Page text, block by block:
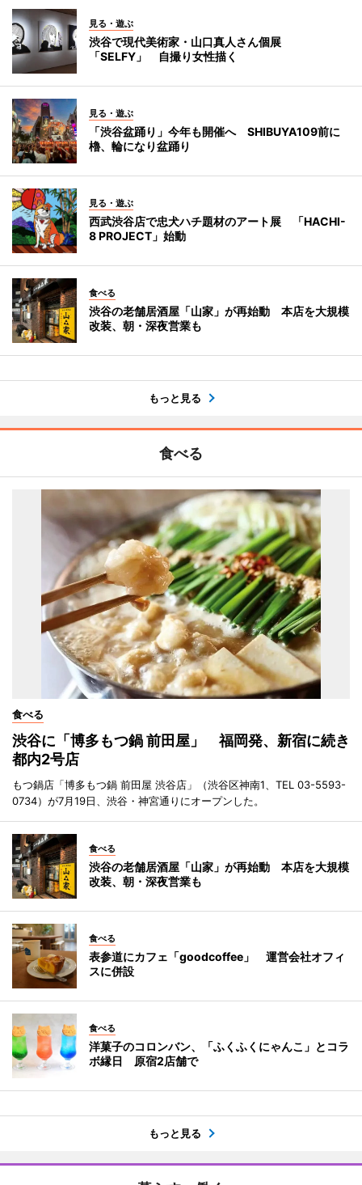
見る・遊ぶ
渋谷で現代美術家・山口真人さん個展
「SELFY」 自撮り女性描く
見る・遊ぶ
「渋谷盆踊り」今年も開催へ SHIBUYA109前に
櫓、輪になり盆踊り
見る・遊ぶ
西武渋谷店で忠犬ハチ題材のアート展 「HACHI-
8 PROJECT」始動
食べる
渋谷の老舗居酒屋「山家」が再始動 本店を大規模
改装、朝・深夜営業も
もっと見る
食べる
食べる
渋谷に「博多もつ鍋 前田屋」 福岡発、新宿に続き
都内2号店
もつ鍋店「博多もつ鍋 前田屋 渋谷店」（渋谷区神南1、TEL 03-5593-
0734）が7月19日、渋谷・神宮通りにオープンした。
食べる
渋谷の老舗居酒屋「山家」が再始動 本店を大規模
改装、朝・深夜営業も
食べる
表参道にカフェ「goodcoffee」 運営会社オフィ
スに併設
食べる
洋菓子のコロンバン、「ふくふくにゃんこ」とコラ
ボ縁日 原宿2店舗で
もっと見る